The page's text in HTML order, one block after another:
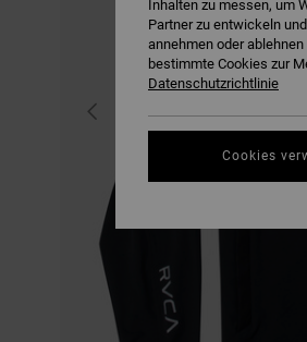
Inhalten zu messen, um
Partner zu entwickeln
annehmen oder
bestimmte Cookies zur
Datenschutzrichtlinie
Cookies